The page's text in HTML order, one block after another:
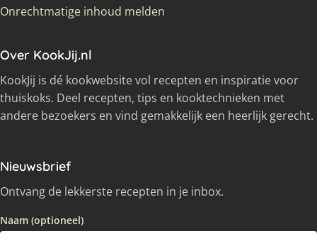
Onrechtmatige inhoud melden
Over KookJij.nl
KookJij is dé kookwebsite vol recepten en inspiratie voor
thuiskoks. Deel recepten, tips en kooktechnieken met
andere bezoekers en vind gemakkelijk een heerlijk gerecht.
Nieuwsbrief
Ontvang de lekkerste recepten in je inbox.
Naam (optioneel)